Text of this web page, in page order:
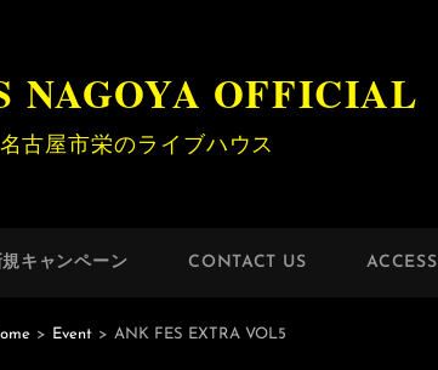
NAGOYA OFFICIAL
名古屋市栄のライブハウス
規キャンペーン CONTACT US ACCESS
> Event > ANK FES EXTRA VOL5